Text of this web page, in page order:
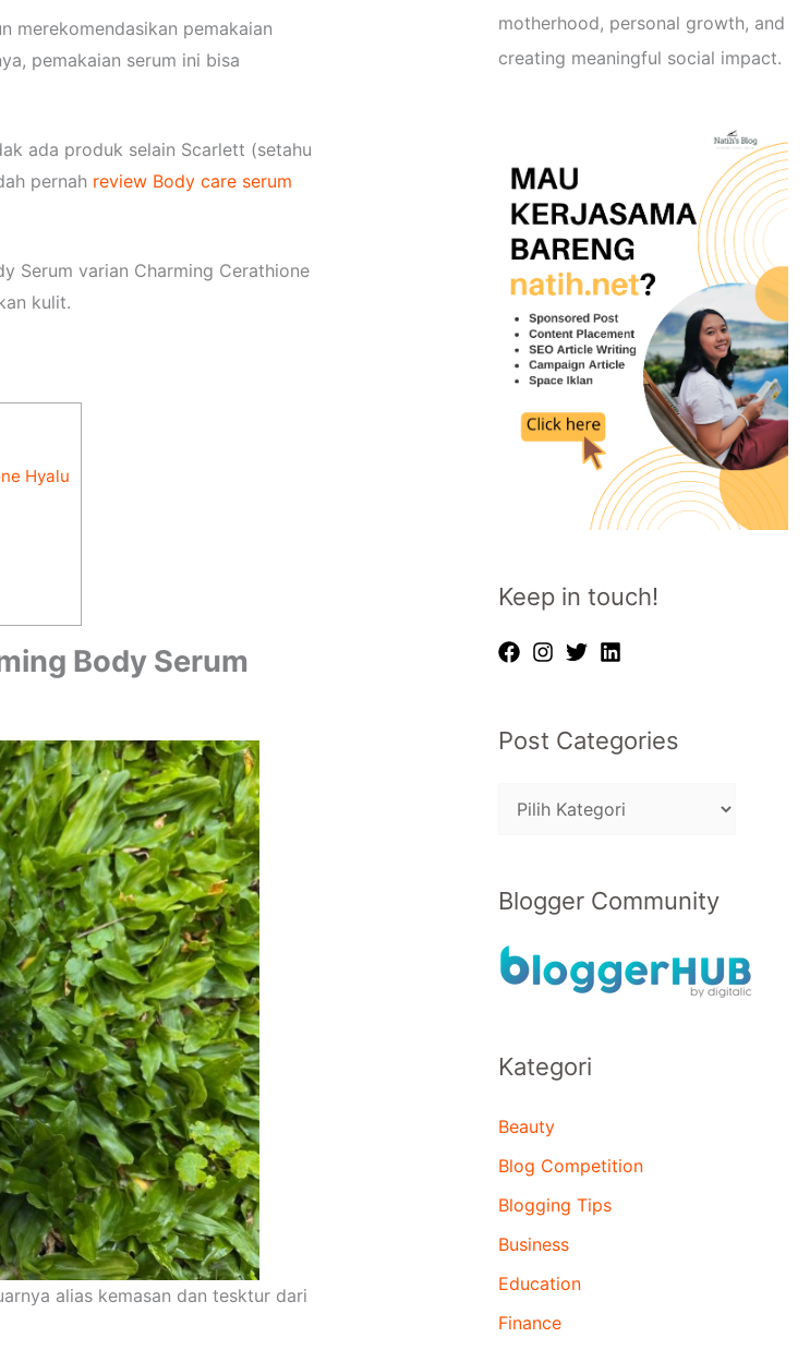
merekomendasikan pemakaian
pemakaian serum ini bisa
ada produk selain Scarlett (setahu
pernah review Body care serum
Serum varian Charming Cerathione
kulit.
Hyalu
Body Serum
alias kemasan dan tesktur dari
motherhood, personal growth, and
creating meaningful social impact.
Keep in touch!
Post Categories
Blogger Community
Kategori
Beauty
Blog Competition
Blogging Tips
Business
Education
Finance